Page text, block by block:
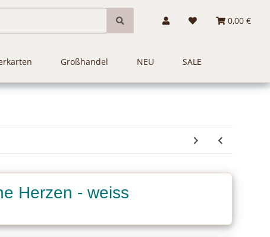
0,00 €
Großhandel NEU SALE
Herzen - weiss